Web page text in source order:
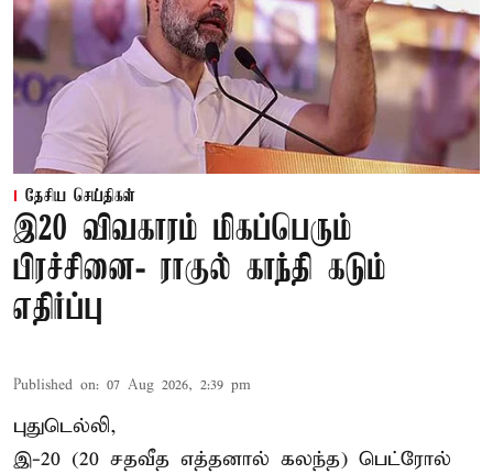
தேசிய செய்திகள்
இ20 விவகாரம் மிகப்பெரும்
பிரச்சினை- ராகுல் காந்தி கடும்
எதிர்ப்பு
Published on: 07 Aug 2026, 2:39 pm
புதுடெல்லி,
இ-20 (20 சதவீத எத்தனால் கலந்த) பெட்ரோல்